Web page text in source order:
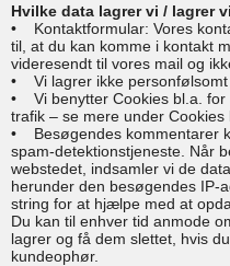
Hvilke data lagrer vi / lagrer
• Kontaktformular: Vores
til, at du kan komme i kontakt
videresendt til vores mail og
• Vi lagrer ikke personfølsomt
• Vi benytter Cookies bl.a. for
trafik – se mere under
• Besøgendes kommentarer
spam-detektionstjeneste. Når
webstedet, indsamler vi de
herunder den besøgendes IP-
string for at hjælpe med at
Du kan til enhver tid anmode
lagrer og få dem slettet, hvis
kundeophør.